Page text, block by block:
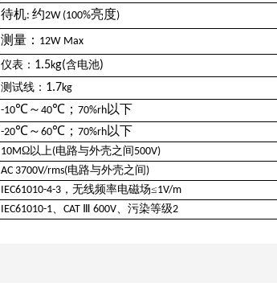
待机: 约2W (100%亮度)
测量： 12W Max
仪表： 1.5kg(含电池)
测试线： 1.7kg
-10℃～ 40℃； 70%rh 以下
-20℃～ 60℃； 70%rh 以下
10MΩ以上(电路与外壳之间 500V)
AC 3700V/rms(电路与外壳之间 )
IEC61010-4-3 ，无线频率电磁场≤1V/m
IEC61010-1、 CAT 600V、污染等级2